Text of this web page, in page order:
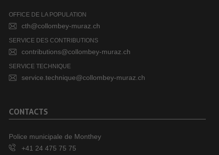
OFFICE DE LA POPULATION
cth@collombey-muraz.ch
SERVICE DES CONTRIBUTIONS
contributions@collombey-muraz.ch
SERVICE TECHNIQUE
service.technique@collombey-muraz.ch
CONTACTS
Police municipale de Monthey
+41 24 475 75 75